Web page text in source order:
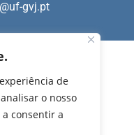
de
o nosso
a consentir a
gvj.pt